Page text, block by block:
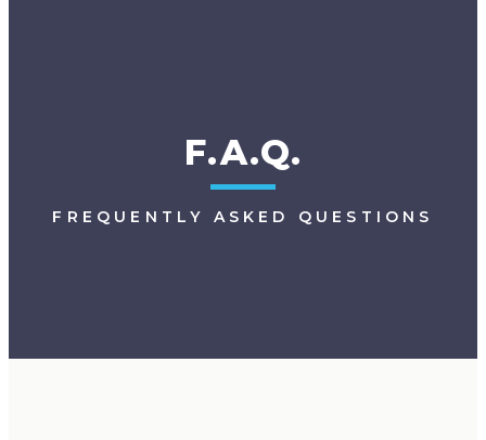
F.A.Q.
FREQUENTLY ASKED QUESTIONS